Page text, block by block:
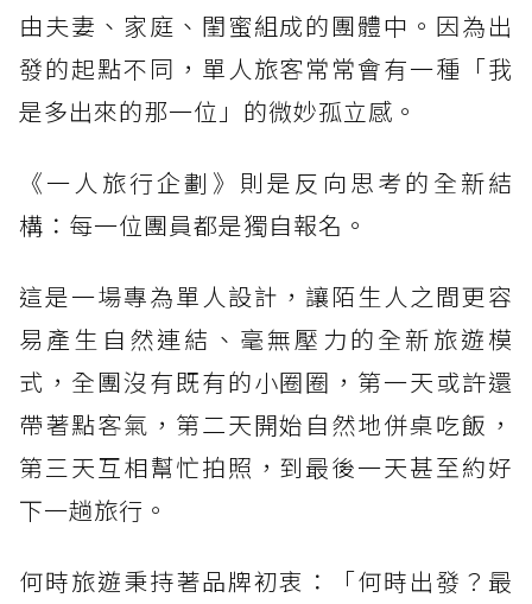
由夫妻、家庭、閨蜜組成的團體中。因為出
發的起點不同，單人旅客常常會有一種「我
是多出來的那一位」的微妙孤立感。
《一人旅行企劃》則是反向思考的全新結
構：每一位團員都是獨自報名。
這是一場專為單人設計，讓陌生人之間更容
易產生自然連結、毫無壓力的全新旅遊模
式，全團沒有既有的小圈圈，第一天或許還
帶著點客氣，第二天開始自然地併桌吃飯，
第三天互相幫忙拍照，到最後一天甚至約好
下一趟旅行。
何時旅遊秉持著品牌初衷：「何時出發？最